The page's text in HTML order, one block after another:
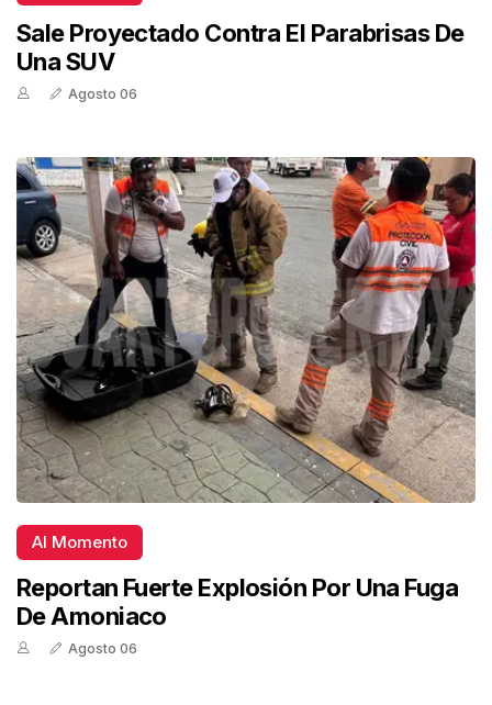
Sale Proyectado Contra El Parabrisas De
Una SUV
Agosto 06
Al Momento
Reportan Fuerte Explosión Por Una Fuga
De Amoniaco
Agosto 06